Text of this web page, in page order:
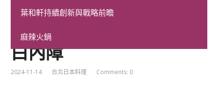
葉和軒持續創新與戰略前瞻
麻辣火鍋
索夫波傳統Juvelook眼科
改善割眼袋的近視雷射術
白內障
2024-11-14 台北日本料理 Comments: 0